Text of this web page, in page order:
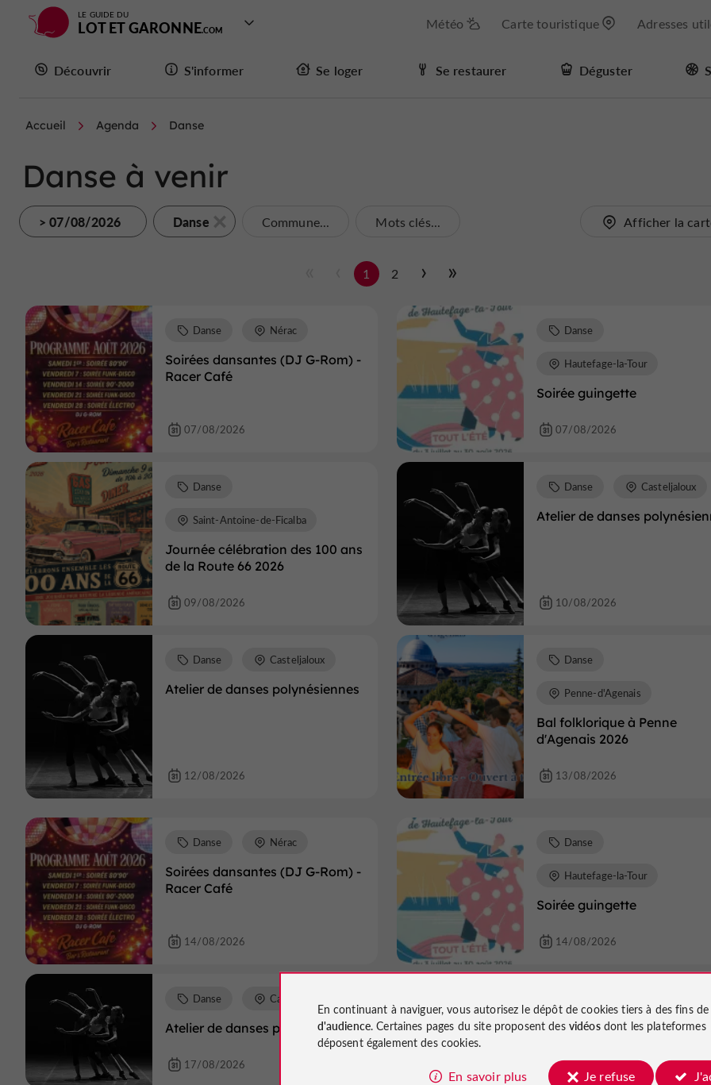
LE GUIDE DU
LOT ET GARONNE Météo Carte touristique Adresses
Découvrir S'informer Se loger Se restaurer Déguster
Accueil Agenda Danse
Danse à venir
> 07/08/2026 Danse Commune... Mots clés... Afficher la
1 2
Soirées dansantes (DJ G-Rom) -
Racer Café
Danse Nérac
07/08/2026
Soirée guingette
Danse
Hautefage-la-Tour
07/08/2026
Journée célébration des 100 ans
de la Route 66 2026
Danse
Saint-Antoine-de-Ficalba
09/08/2026
Atelier de danses
Danse Casteljaloux
10/08/2026
Atelier de danses polynésiennes
Danse Casteljaloux
12/08/2026
Bal folklorique à Penne
d'Agenais 2026
Danse
Penne-d'Agenais
13/08/2026
Soirées dansantes (DJ G-Rom) -
Racer Café
Danse Nérac
14/08/2026
Soirée guingette
Danse
Hautefage-la-Tour
14/08/2026
Atelier de danses polynésiennes
Danse Casteljaloux
17/08/2026
Atelier de danses
19/08/2026
En continuant à naviguer, vous autorisez le dépôt de cookies tiers à des fins de
d'audience. Certaines pages du site proposent des vidéosdont les plateformes
déposent également des cookies.
En savoir plus Je refuse